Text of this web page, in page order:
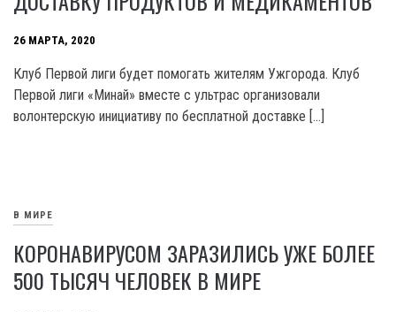
26 МАРТА, 2020
Клуб Первой лиги будет помогать жителям Ужгорода. Клуб
Первой лиги «Минай» вместе с ультрас организовали
волонтерскую инициативу по бесплатной доставке […]
В МИРЕ
КОРОНАВИРУСОМ ЗАРАЗИЛИСЬ УЖЕ БОЛЕЕ
500 ТЫСЯЧ ЧЕЛОВЕК В МИРЕ